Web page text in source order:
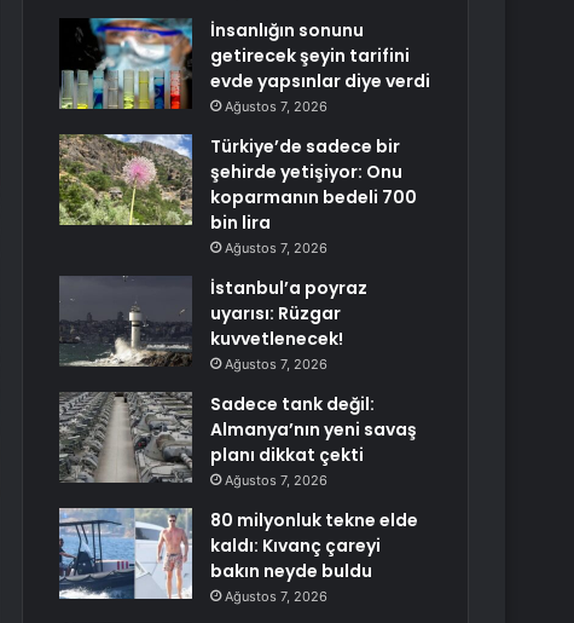
İnsanlığın sonunu
getirecek şeyin tarifini
evde yapsınlar diye verdi
Ağustos 7, 2026
Türkiye’de sadece bir
şehirde yetişiyor: Onu
koparmanın bedeli 700
bin lira
Ağustos 7, 2026
İstanbul’a poyraz
uyarısı: Rüzgar
kuvvetlenecek!
Ağustos 7, 2026
Sadece tank değil:
Almanya’nın yeni savaş
planı dikkat çekti
Ağustos 7, 2026
80 milyonluk tekne elde
kaldı: Kıvanç çareyi
bakın neyde buldu
Ağustos 7, 2026